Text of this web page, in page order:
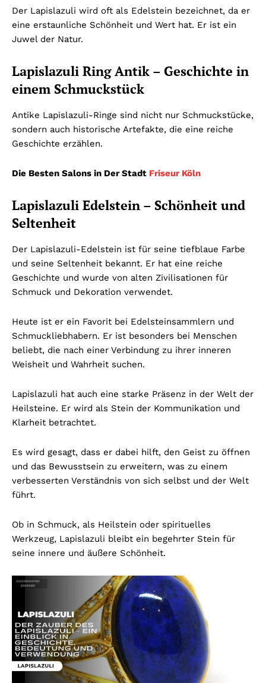
Der Lapislazuli wird oft als Edelstein bezeichnet, da er
eine erstaunliche Schönheit und Wert hat. Er ist ein
Juwel der Natur.
Lapislazuli Ring Antik – Geschichte in
einem Schmuckstück
Antike Lapislazuli-Ringe sind nicht nur Schmuckstücke,
sondern auch historische Artefakte, die eine reiche
Geschichte erzählen.
Die Besten Salons in Der Stadt Friseur Köln
Lapislazuli Edelstein – Schönheit und
Seltenheit
Der Lapislazuli-Edelstein ist für seine tiefblaue Farbe
und seine Seltenheit bekannt. Er hat eine reiche
Geschichte und wurde von alten Zivilisationen für
Schmuck und Dekoration verwendet.
Heute ist er ein Favorit bei Edelsteinsammlern und
Schmuckliebhabern. Er ist besonders bei Menschen
beliebt, die nach einer Verbindung zu ihrer inneren
Weisheit und Wahrheit suchen.
Lapislazuli hat auch eine starke Präsenz in der Welt der
Heilsteine. Er wird als Stein der Kommunikation und
Klarheit betrachtet.
Es wird gesagt, dass er dabei hilft, den Geist zu öffnen
und das Bewusstsein zu erweitern, was zu einem
verbesserten Verständnis von sich selbst und der Welt
führt.
Ob in Schmuck, als Heilstein oder spirituelles
Werkzeug, Lapislazuli bleibt ein begehrter Stein für
seine innere und äußere Schönheit.